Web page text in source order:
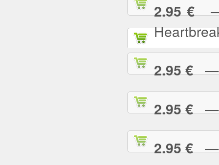
2.95 €—
2.95 €—
2.95 €—
2.95 €—